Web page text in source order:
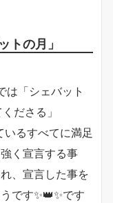
トの月」
は「シェバット
ださる」
るすべてに満足
く宣言する事
、宣言した事を
です✨👑✨です